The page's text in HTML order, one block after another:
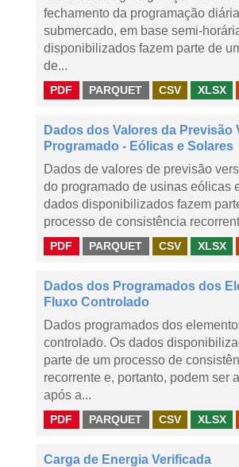
fechamento da programação
submercado, em base semi-
disponibilizados fazem parte de
de...
PDF PARQUET CSV XLSX
Dados dos Valores da Previsão
Programado - Eólicas e Solares
Dados de valores de previsão
do programado de usinas eólicas
dados disponibilizados fazem
processo de consistência
PDF PARQUET CSV XLSX
Dados dos Programados dos
Fluxo Controlado
Dados programados dos
controlado. Os dados
parte de um processo de
recorrente e, portanto, podem ser
após a...
PDF PARQUET CSV XLSX
Carga de Energia Verificada